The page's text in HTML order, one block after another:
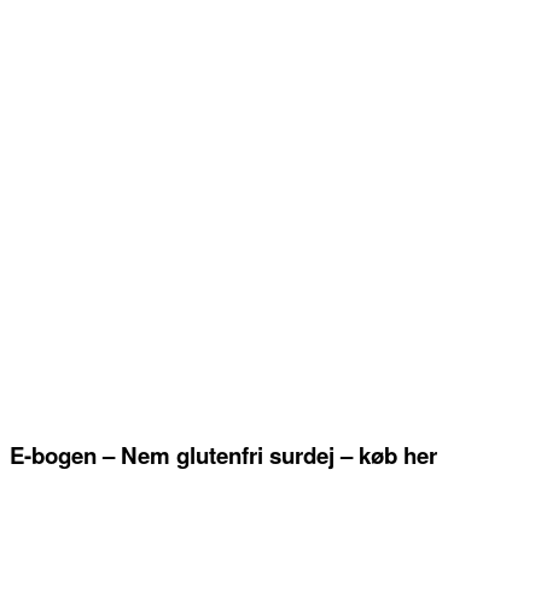
E-bogen – Nem glutenfri surdej – køb her